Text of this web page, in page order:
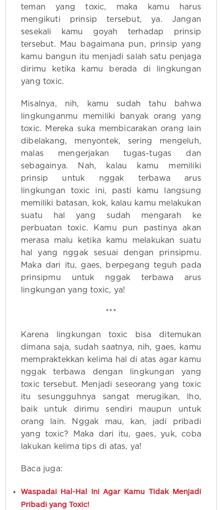
teman yang toxic, maka kamu harus
mengikuti prinsip tersebut, ya. Jangan
sesekali kamu goyah terhadap prinsip
tersebut. Mau bagaimana pun, prinsip yang
kamu bangun itu menjadi salah satu penjaga
dirimu ketika kamu berada di lingkungan
yang toxic.
Misalnya, nih, kamu sudah tahu bahwa
lingkunganmu memiliki banyak orang yang
toxic. Mereka suka membicarakan orang lain
dibelakang, menyontek, sering mengeluh,
malas mengerjakan tugas-tugas dan
sebagainya. Nah, kalau kamu memiliki
prinsip untuk nggak terbawa arus
lingkungan toxic ini, pasti kamu langsung
memiliki batasan, kok, kalau kamu melakukan
suatu hal yang sudah mengarah ke
perbuatan toxic. Kamu pun pastinya akan
merasa malu ketika kamu melakukan suatu
hal yang nggak sesuai dengan prinsipmu.
Maka dari itu, gaes, berpegang teguh pada
prinsipmu untuk nggak terbawa arus
lingkungan yang toxic, ya!
***
Karena lingkungan toxic bisa ditemukan
dimana saja, sudah saatnya, nih, gaes, kamu
mempraktekkan kelima hal di atas agar kamu
nggak terbawa dengan lingkungan yang
toxic tersebut. Menjadi seseorang yang toxic
itu sesungguhnya sangat merugikan, lho,
baik untuk dirimu sendiri maupun untuk
orang lain. Nggak mau, kan, jadi pribadi
yang toxic? Maka dari itu, gaes, yuk, coba
lakukan kelima tips di atas, ya!
Baca juga:
Waspadai Hal-Hal Ini Agar Kamu Tidak Menjadi
Pribadi yang Toxic!